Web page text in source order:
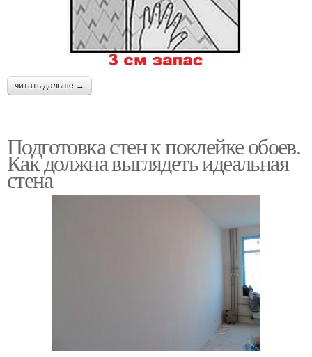
читать дальше →
Подготовка стен к поклейке обоев.
Как должна выглядеть идеальная
стена